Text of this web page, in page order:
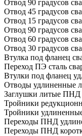
Отвод 90 градусов
Отвод 45 градусов
Отвод 15 градусов
Отвод 90 градусов
Отвод 60 градусов
Отвод 30 градусов
Втулка под фланец
Переход ПЭ сталь
Втулки под фланец
Отводы удлиненные
Заглушки литые ПНД
Тройники
Тройники
Переходы ПНД
Переходы ПНД